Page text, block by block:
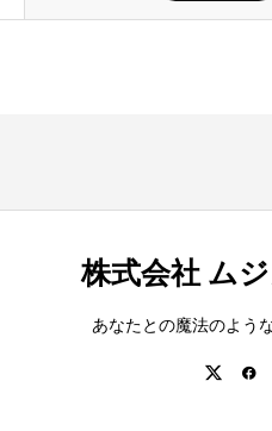
株式会社 ム
あなたとの魔法のよう